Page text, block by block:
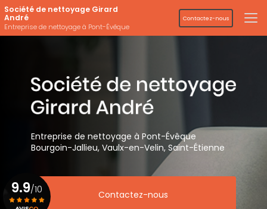
Aller
au
contenu
principal
Société de nettoyage Girard
André
Entreprise de nettoyage à Pont-Évêque
Contactez-nous
Entreprise de nettoyage à Pont-Évêque
Bourgoin-Jallieu, Vaulx-en-Velin, Saint-Étienne
Contactez-nous
9.9/10